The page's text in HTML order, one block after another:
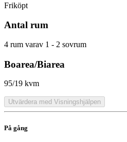
Friköpt
Antal rum
4 rum varav 1 - 2 sovrum
Boarea/Biarea
95/19 kvm
Utvärdera med Visningshjälpen
På gång